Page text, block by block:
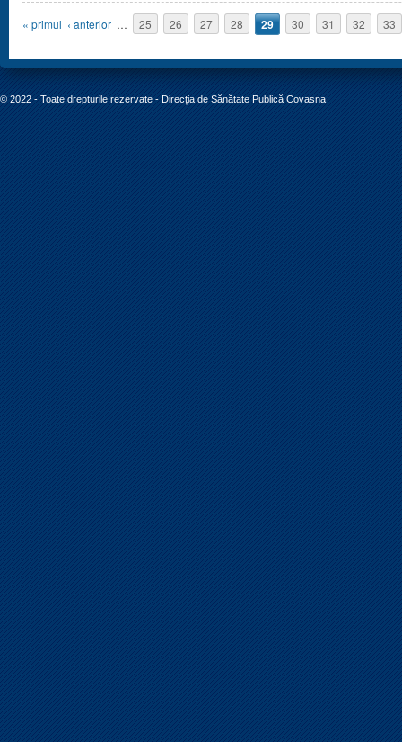
Pagini
« primul ‹ anterior … 25 26 27 28 29 30 31 32 33
© 2022 - Toate drepturile rezervate - Direcția de Sănătate Publică Covasna